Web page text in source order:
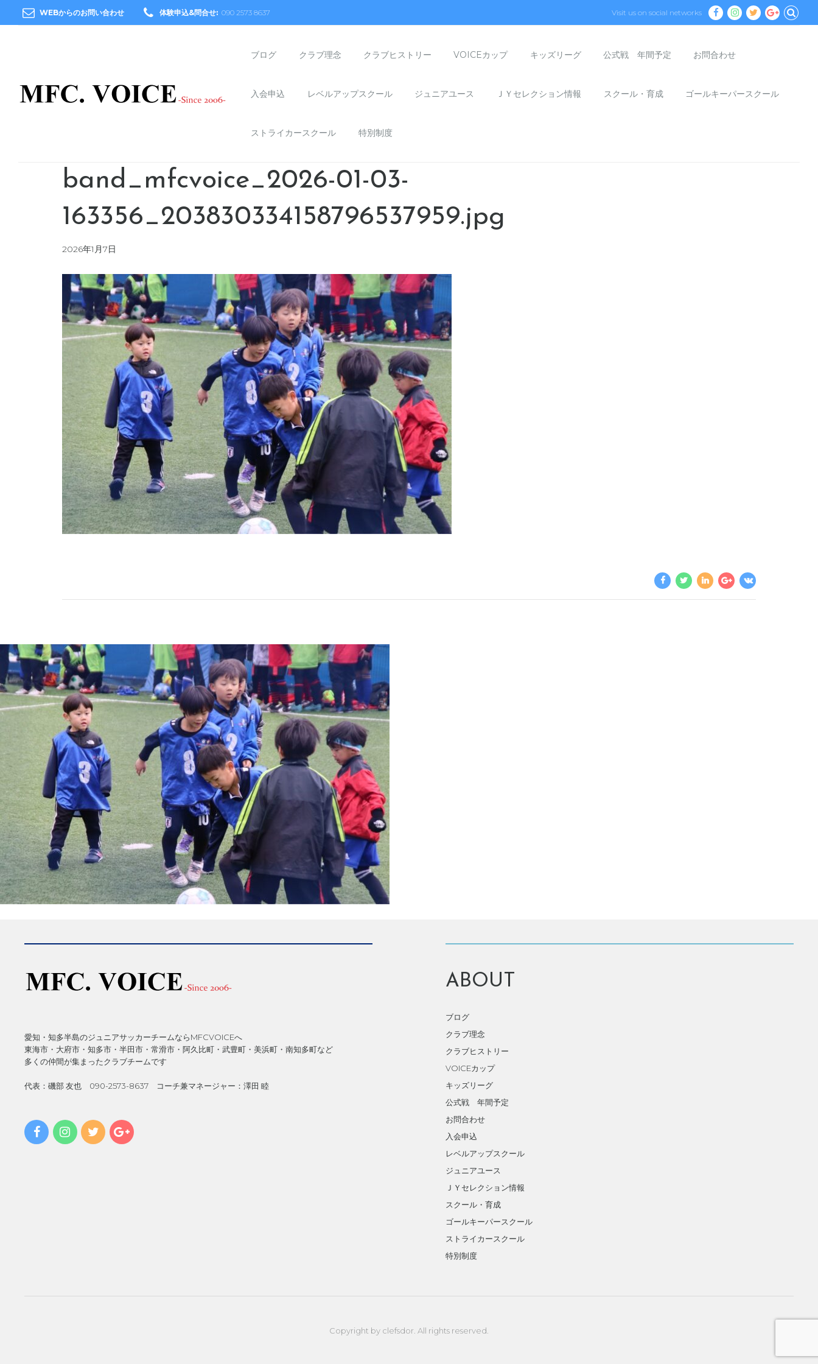
WEBからのお問い合わせ 体験申込&問合せ: 090 2573 8637 Visit us on social networks
ブログ クラブ理念 クラブヒストリー VOICEカップ キッズリーグ 公式戦 年間予定 お問合わせ
入会申込 レベルアップスクール ジュニアユース ＪＹセレクション情報 スクール・育成 ゴールキーパースクール
ストライカースクール 特別制度
band_mfcvoice_2026-01-03-
163356_203830334158796537959.jpg
2026年1月7日
愛知・知多半島のジュニアサッカーチームならMFCVOICEへ
東海市・大府市・知多市・半田市・常滑市・阿久比町・武豊町・美浜町・南知多町など
多くの仲間が集まったクラブチームです
代表：磯部 友也 090-2573-8637 コーチ兼マネージャー：澤田 睦
ABOUT
ブログ
クラブ理念
クラブヒストリー
VOICEカップ
キッズリーグ
公式戦 年間予定
お問合わせ
入会申込
レベルアップスクール
ジュニアユース
ＪＹセレクション情報
スクール・育成
ゴールキーパースクール
ストライカースクール
特別制度
Copyright by clefsdor. All rights reserved.